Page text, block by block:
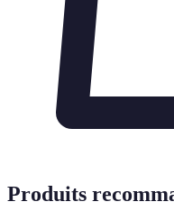
Produits